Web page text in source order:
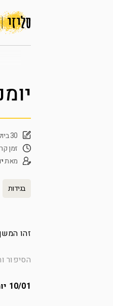
30 ביולי, 2014
זמן
מאת
בגידות
זהו
הסיפור
10/01 יומני היקר!